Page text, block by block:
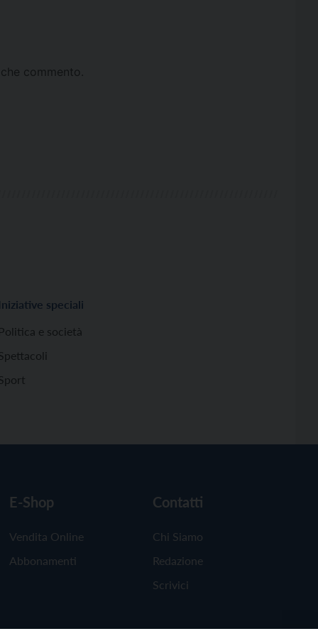
commento.
Iniziative speciali
Politica e società
E-Shop
Vendita Online
Abbonamenti
Contatti
Chi Siamo
Redazione
Scrivici